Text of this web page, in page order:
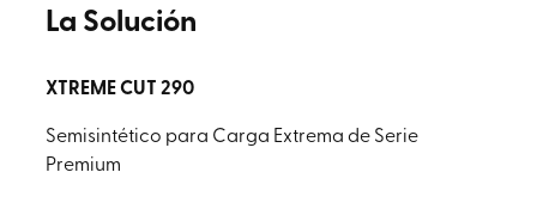
La Solución
XTREME CUT 290
Semisintético para Carga Extrema de Serie
Premium